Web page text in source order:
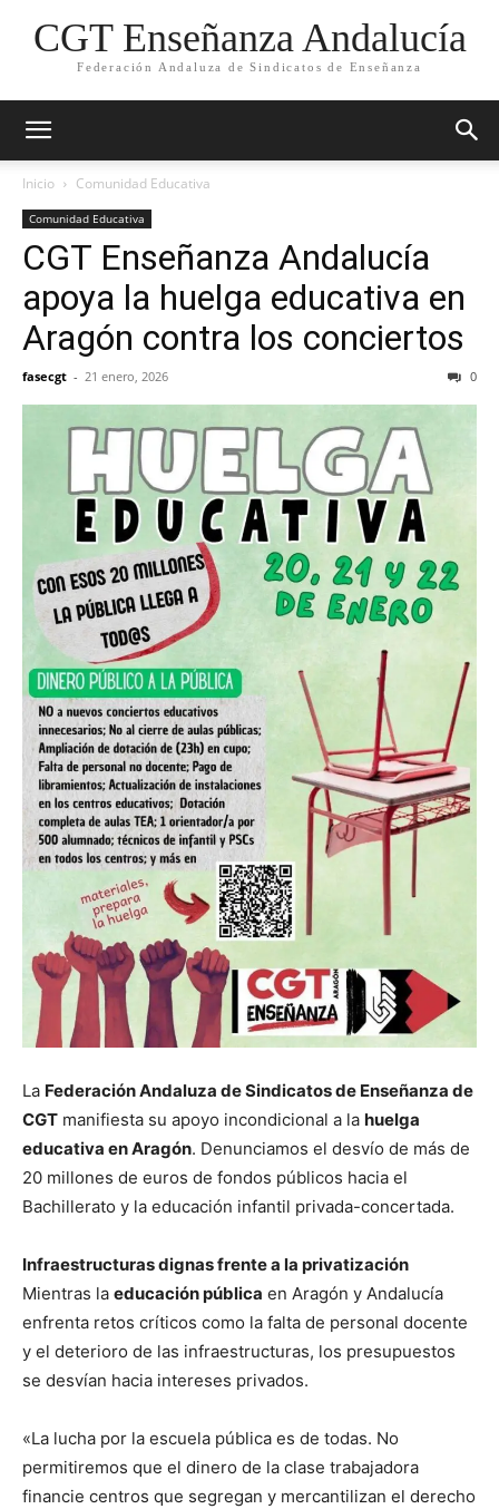
CGT Enseñanza Andalucía
Federación Andaluza de Sindicatos de Enseñanza
Inicio Comunidad Educativa
Comunidad Educativa
CGT Enseñanza Andalucía
apoya la huelga educativa en
Aragón contra los conciertos
fasecgt - 21 enero, 2026 0
La Federación Andaluza de Sindicatos de Enseñanza de
CGT manifiesta su apoyo incondicional a la huelga
educativa en Aragón. Denunciamos el desvío de más de
20 millones de euros de fondos públicos hacia el
Bachillerato y la educación infantil privada-concertada.
Infraestructuras dignas frente a la privatización
Mientras la educación pública en Aragón y Andalucía
enfrenta retos críticos como la falta de personal docente
y el deterioro de las infraestructuras, los presupuestos
se desvían hacia intereses privados.
«La lucha por la escuela pública es de todas. No
permitiremos que el dinero de la clase trabajadora
financie centros que segregan y mercantilizan el derecho